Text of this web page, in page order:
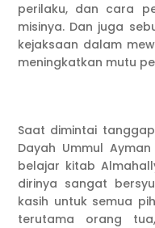
perilaku, dan cara
misinya. Dan juga
kejaksaan dalam
meningkatkan mutu
Saat dimintai
Dayah Ummul
belajar kitab
dirinya sangat
kasih untuk semua
terutama orang